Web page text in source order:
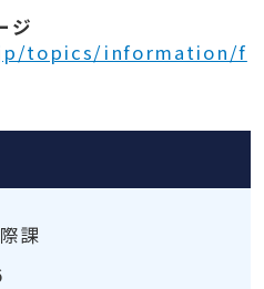
ジ
topics/information/f
課